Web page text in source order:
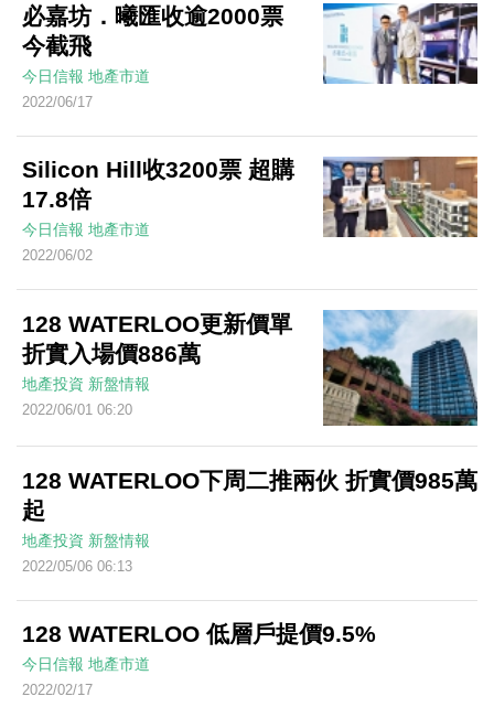
必嘉坊．曦匯收逾2000票
今截飛
今日信報 地產市道
2022/06/17
Silicon Hill收3200票 超購
17.8倍
今日信報 地產市道
2022/06/02
128 WATERLOO更新價單
折實入場價886萬
地產投資 新盤情報
2022/06/01 06:20
128 WATERLOO下周二推兩伙 折實價985萬
起
地產投資 新盤情報
2022/05/06 06:13
128 WATERLOO 低層戶提價9.5%
今日信報 地產市道
2022/02/17